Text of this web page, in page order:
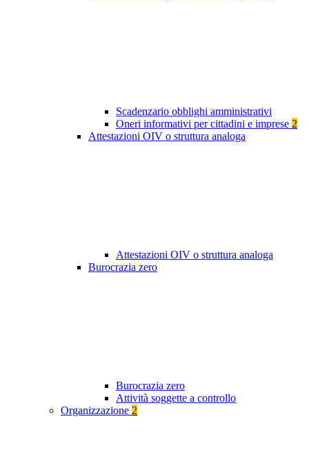
Scadenzario obblighi amministrativi
Oneri informativi per cittadini e imprese 2
Attestazioni OIV o struttura analoga
Attestazioni OIV o struttura analoga
Burocrazia zero
Burocrazia zero
Attività soggette a controllo
Organizzazione 2